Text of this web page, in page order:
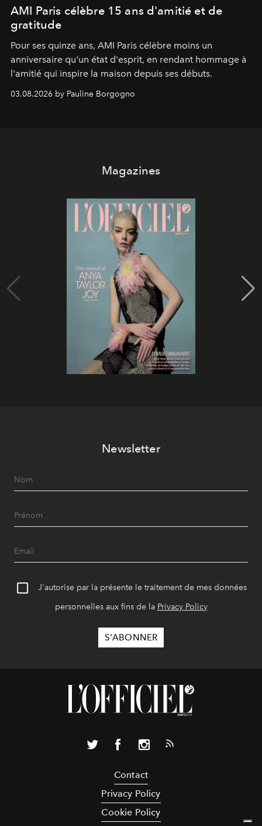
AMI Paris célèbre 15 ans d'amitié et de
gratitude
Pour ses quinze ans, AMI Paris célèbre moins un
anniversaire qu'un état d'esprit, en rendant hommage à
l'amitié qui inspire la maison depuis ses débuts.
03.08.2026 by Pauline Borgogno
Magazines
Newsletter
J'autorise par la présente le traitement de mes données
personnelles aux fins de la Privacy Policy
Contact
Privacy Policy
Cookie Policy